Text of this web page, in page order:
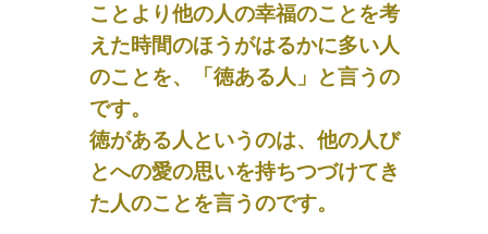
ことより他の人の幸福のことを考
えた時間のほうがはるかに多い人
のことを、「徳ある人」と言うの
です。
徳がある人というのは、他の人び
とへの愛の思いを持ちつづけてき
た人のことを言うのです。